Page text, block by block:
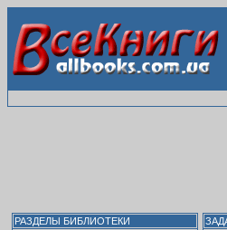
РАЗДЕЛЫ БИБЛИОТЕКИ